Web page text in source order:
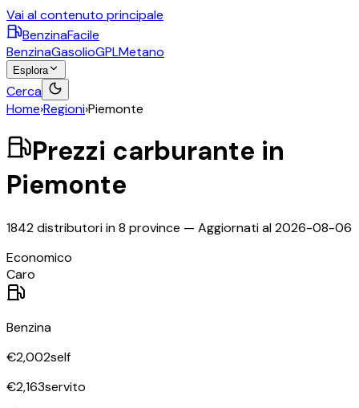
Vai al contenuto principale
BenzinaFacile
BenzinaGasolioGPLMetano
Esplora
Cerca
Home›Regioni›Piemonte
Prezzi carburante in
Piemonte
1842distributori in8 province — Aggiornati al2026-08-06
Economico
Caro
Benzina
€2,002self
€2,163servito